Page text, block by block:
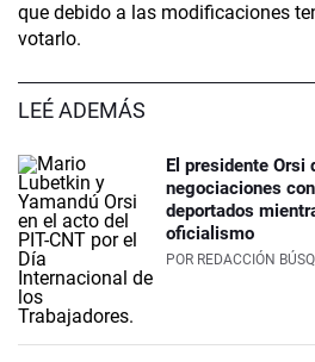
que debido a las modificaciones
votarlo.
LEÉ ADEMÁS
El presidente Orsi
negociaciones
deportados
oficialismo
POR REDACCIÓN